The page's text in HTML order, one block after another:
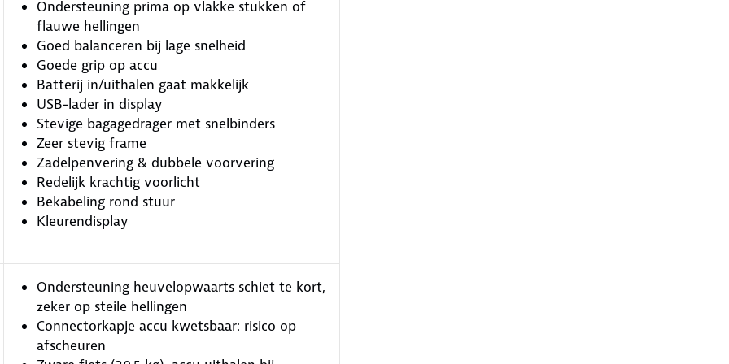
Ondersteuning prima op vlakke stukken of
flauwe hellingen
Goed balanceren bij lage snelheid
Goede grip op accu
Batterij in/uithalen gaat makkelijk
USB-lader in display
Stevige bagagedrager met snelbinders
Zeer stevig frame
Zadelpenvering & dubbele voorvering
Redelijk krachtig voorlicht
Bekabeling rond stuur
Kleurendisplay
Ondersteuning heuvelopwaarts schiet te kort,
zeker op steile hellingen
Connectorkapje accu kwetsbaar: risico op
afscheuren